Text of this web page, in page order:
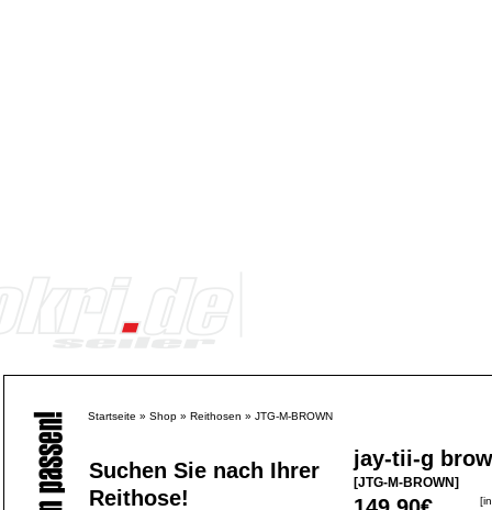
Startseite » Shop » Reithosen » JTG-M-BROWN
Suchen Sie nach Ihrer
Reithose!
jay-tii-g
[JTG-M-BROWN]